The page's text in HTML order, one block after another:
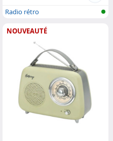
Radio rétro
NOUVEAUTÉ